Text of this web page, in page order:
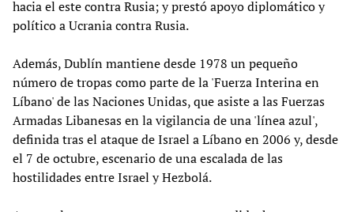
hacia el este contra Rusia; y prestó apoyo diplomático y
político a Ucrania contra Rusia.
Además, Dublín mantiene desde 1978 un pequeño
número de tropas como parte de la 'Fuerza Interina en
Líbano' de las Naciones Unidas, que asiste a las Fuerzas
Armadas Libanesas en la vigilancia de una 'línea azul',
definida tras el ataque de Israel a Líbano en 2006 y, desde
el 7 de octubre, escenario de una escalada de las
hostilidades entre Israel y Hezbolá.